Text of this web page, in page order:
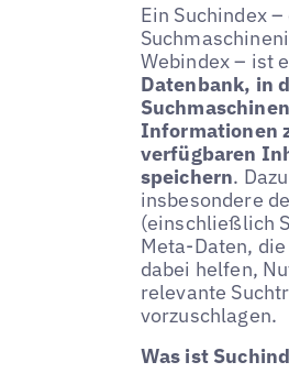
Ein Suchindex
Webindex – ist
Datenbank, in
Suchmaschinen
Informationen
verfügbaren
speichern.
insbesondere
(einschließlich
Meta-Daten,
dabei helfen,
relevante
vorzuschlagen.
Was ist